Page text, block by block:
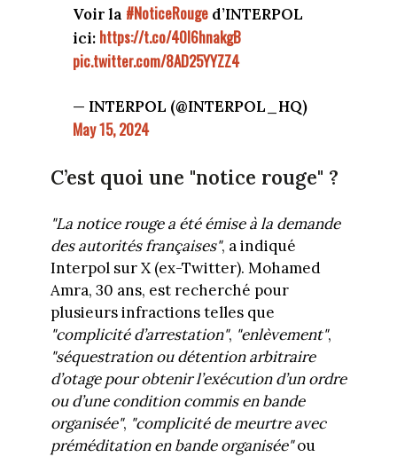
Voir la #NoticeRouge d’INTERPOL
ici: https://t.co/40I6hnakgB
pic.twitter.com/8AD25YYZZ4
— INTERPOL (@INTERPOL_HQ)
May 15, 2024
C’est quoi une "notice rouge" ?
"La notice rouge a été émise à la demande
des autorités françaises", a indiqué
Interpol sur X (ex-Twitter). Mohamed
Amra, 30 ans, est recherché pour
plusieurs infractions telles que
"complicité d’arrestation", "enlèvement",
"séquestration ou détention arbitraire
d’otage pour obtenir l’exécution d’un ordre
ou d’une condition commis en bande
organisée", "complicité de meurtre avec
préméditation en bande organisée"ou